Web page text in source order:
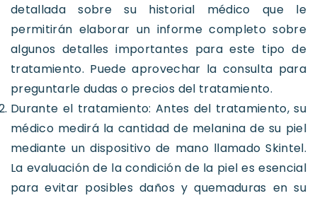
detallada sobre su historial médico que le
permitirán elaborar un informe completo sobre
algunos detalles importantes para este tipo de
tratamiento. Puede aprovechar la consulta para
preguntarle dudas o precios del tratamiento.
Durante el tratamiento: Antes del tratamiento, su
médico medirá la cantidad de melanina de su piel
mediante un dispositivo de mano llamado Skintel.
La evaluación de la condición de la piel es esencial
para evitar posibles daños y quemaduras en su